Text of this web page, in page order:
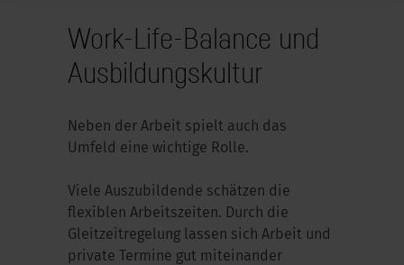
Work-Life-Balance und
Ausbildungskultur
Neben der Arbeit spielt auch das
Umfeld eine wichtige Rolle.
Viele Auszubildende schätzen die
flexiblen Arbeitszeiten. Durch die
Gleitzeitregelung lassen sich Arbeit und
private Termine gut miteinander